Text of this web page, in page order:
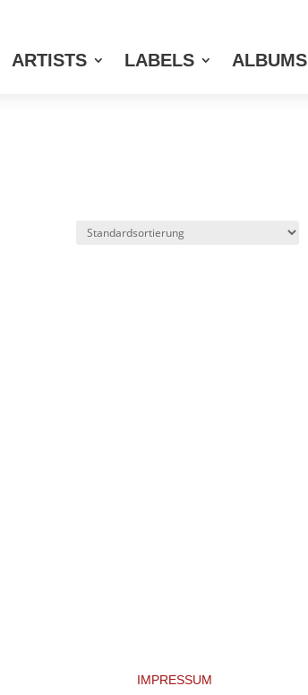
ARTISTS LABELS ALBUMS
IMPRESSUM